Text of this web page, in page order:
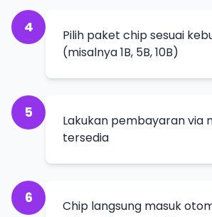
4
Pilih paket chip sesuai
(misalnya 1B, 5B, 10B)
5
Lakukan pembayaran via
tersedia
6
Chip langsung masuk